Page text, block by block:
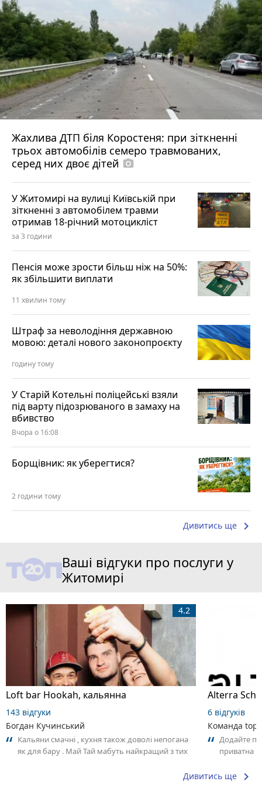
Жахлива ДТП біля Коростеня: при зіткненні
трьох автомобілів семеро травмованих,
серед них двоє дітей photo_camera
У Житомирі на вулиці Київській при
зіткненні з автомобілем травми
отримав 18-річний мотоцикліст
за 3 години
Пенсія може зрости більш ніж на 50%:
як збільшити виплати
11 хвилин тому
Штраф за неволодіння державною
мовою: деталі нового законопроєкту
годину тому
У Старій Котельні поліцейські взяли
під варту підозрюваного в замаху на
вбивство
Вчора о 16:08
Борщівник: як уберегтися?
2 години тому
Дивитись ще keyboard_arrow_right
Ваші відгуки про послуги у
Житомирі
Loft bar Hookah, кальянна
4.2
143 відгуки
Богдан Кучинський
Кальяни смачні , кухня також доволі непогана
як для бару . Май Тай мабуть найкращий з тих
6 відгуків
Команда
Додайте
приватна
Дивитись ще keyboard_arrow_right